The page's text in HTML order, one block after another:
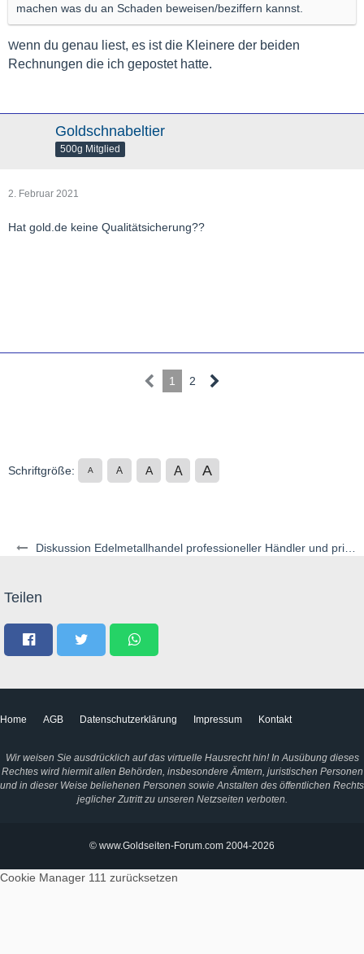
machen was du an Schaden beweisen/beziffern kannst.
Wenn du genau liest, es ist die Kleinere der beiden
Rechnungen die ich gepostet hatte.
Goldschnabeltier
500g Mitglied
2. Februar 2021
Hat gold.de keine Qualitätsicherung??
1 2
Schriftgröße: A A A A A
Teilen
Home AGB Datenschutzerklärung Impressum Kontakt
Wir weisen Sie ausdrücklich auf das virtuelle Hausrecht hin! In Ausübung dieses
Rechtes wird hiermit allen Behörden, insbesondere Ämtern, juristischen Personen
und in dieser Weise beliehenen Personen sowie Anstalten des öffentlichen Rechts
jeglicher Zutritt zu unseren Netzseiten verboten.
© www.Goldseiten-Forum.com 2004-2026
Cookie Manager 111 zurücksetzen